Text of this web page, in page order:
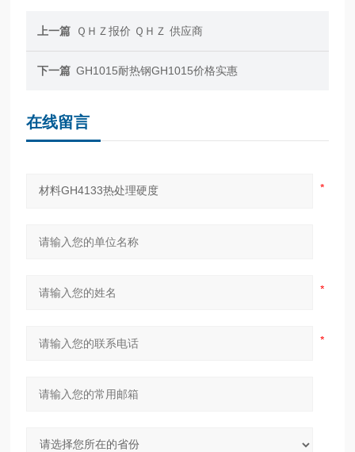
上一篇 ＱＨＺ报价 ＱＨＺ 供应商
下一篇 GH1015耐热钢GH1015价格实惠
在线留言